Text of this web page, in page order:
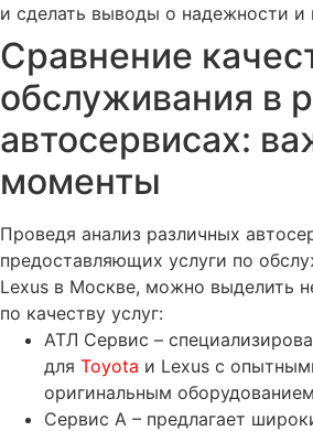
и сделать выводы о надежности и
Сравнение
обслуживания в
автосервисах:
моменты
Проведя анализ различных
предоставляющих услуги по
Lexus в Москве, можно выделить
по качеству услуг:
АТЛ Сервис –
для Toyota и Lexus с
оригинальным
Сервис А – предлагает